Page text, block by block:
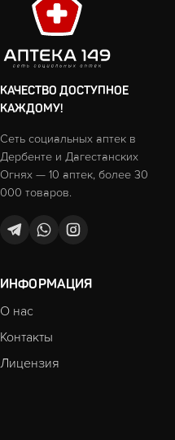
КАЧЕСТВО ДОСТУПНОЕ
КАЖДОМУ!
Сеть социальных аптек в
Дербенте и Дагестанских
Огнях — 10 аптек, более 30
000 товаров.
ИНФОРМАЦИЯ
О нас
Контакты
Лицензия